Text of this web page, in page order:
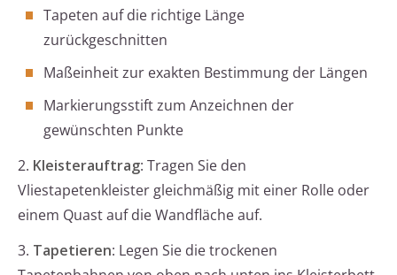
Tapeten auf die richtige Länge
zurückgeschnitten
Maßeinheit zur exakten Bestimmung der Längen
Markierungsstift zum Anzeichnen der
gewünschten Punkte
2. Kleisterauftrag: Tragen Sie den
Vliestapetenkleister gleichmäßig mit einer Rolle oder
einem Quast auf die Wandfläche auf.
3. Tapetieren: Legen Sie die trockenen